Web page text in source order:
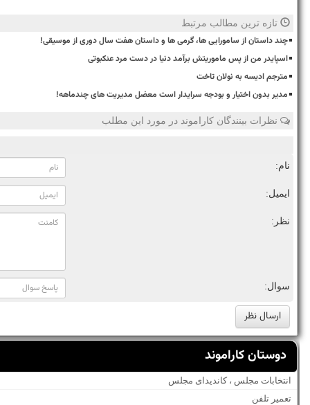
تازه ترین مطالب مرتبط
چند داستان از سامورایی ها، گرمی ها و داستان هفت سال دوری از موسیقی!
اسپایدر من از پس ماموریتش برآمد دنیا در دست مرد عنکبوتی
مترجم ادیسه به نولان تاخت
مدیر بدون اختیار و بودجه سرایدار است معضل مدیریت های چندماهه!
نظرات بینندگان کاراموند در مورد این مطلب
نام:
ایمیل:
نظر:
سوال:
دوستان کاراموند
انتخابات مجلس ، کاندیدای مجلس
تعمیر تلفن